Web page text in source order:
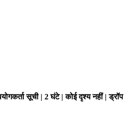
सूची | 2 घंटे | कोई दृश्य नहीं | ड्रॉप